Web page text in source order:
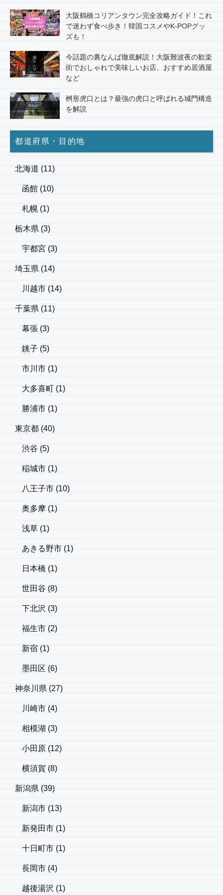
大阪鶴橋コリアンタウン完全攻略ガイド！これ
で迷わず食べ歩き！韓国コスメやK-POPグッ
ズも！
今話題の裏なんば徹底解説！大阪難波夜の歓楽
街でおしゃれで美味しいお店、おすすめ居酒屋
など
桝形虎口とは？最強の虎口と呼ばれる城門構造
を解説
都道府県・目的地
北海道 (11)
函館 (10)
札幌 (1)
栃木県 (3)
宇都宮 (3)
埼玉県 (14)
川越市 (14)
千葉県 (11)
幕張 (3)
銚子 (5)
市川市 (1)
大多喜町 (1)
勝浦市 (1)
東京都 (40)
渋谷 (5)
稲城市 (1)
八王子市 (10)
奥多摩 (1)
浅草 (1)
あきる野市 (1)
日本橋 (1)
世田谷 (8)
下北沢 (3)
福生市 (2)
新宿 (1)
墨田区 (6)
神奈川県 (27)
川崎市 (4)
相模湖 (3)
小田原 (12)
横須賀 (8)
新潟県 (39)
新潟市 (13)
新発田市 (1)
十日町市 (1)
長岡市 (4)
越後湯沢 (1)